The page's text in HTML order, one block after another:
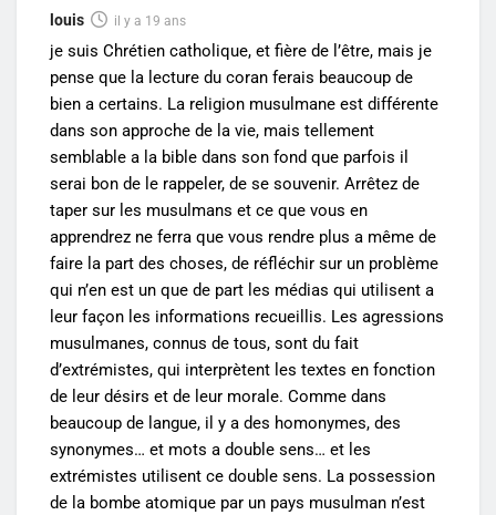
louis il y a 19 ans
je suis Chrétien catholique, et fière de l’être, mais je
pense que la lecture du coran ferais beaucoup de
bien a certains. La religion musulmane est différente
dans son approche de la vie, mais tellement
semblable a la bible dans son fond que parfois il
serai bon de le rappeler, de se souvenir. Arrêtez de
taper sur les musulmans et ce que vous en
apprendrez ne ferra que vous rendre plus a même de
faire la part des choses, de réfléchir sur un problème
qui n’en est un que de part les médias qui utilisent a
leur façon les informations recueillis. Les agressions
musulmanes, connus de tous, sont du fait
d’extrémistes, qui interprètent les textes en fonction
de leur désirs et de leur morale. Comme dans
beaucoup de langue, il y a des homonymes, des
synonymes… et mots a double sens… et les
extrémistes utilisent ce double sens. La possession
de la bombe atomique par un pays musulman n’est